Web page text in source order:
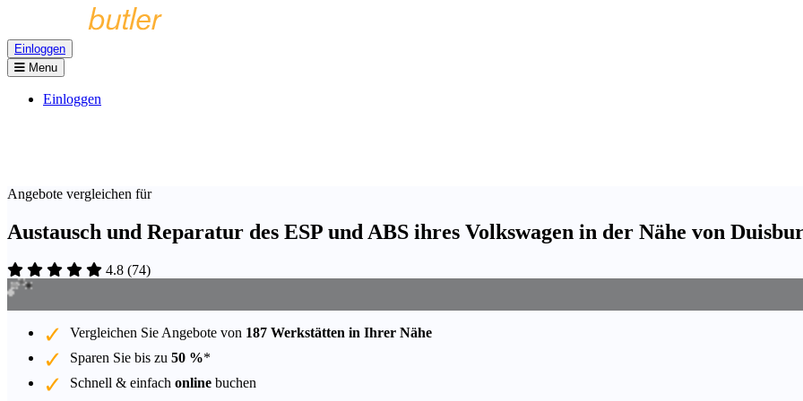
Einloggen
Menu
Einloggen
Angebote vergleichen für
Austausch und Reparatur des ESP und ABS ihres Volkswagen in der Nähe von
4.8 (74)
Vergleichen Sie Angebote von 187 Werkstätten in Ihrer Nähe
Sparen Sie bis zu 50 %*
Schnell & einfach online buchen